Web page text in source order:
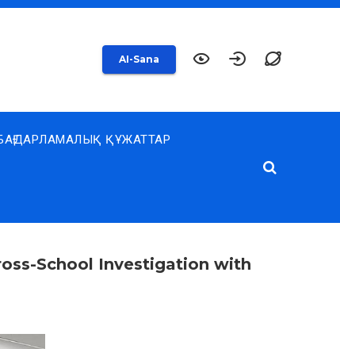
AI-Sana
ҚҰЖАТТАР
School Investigation with